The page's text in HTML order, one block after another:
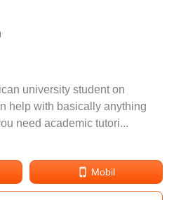
university student on
help with basically anything
need academic tutori...
Mobil